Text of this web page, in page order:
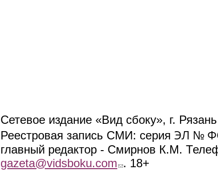
Сетевое издание «Вид сбоку», г.
Реестровая запись СМИ: серия ЭЛ №
главный редактор - Смирнов К.М.
gazeta@vidsboku.com (link sends e-mail)
. 18+